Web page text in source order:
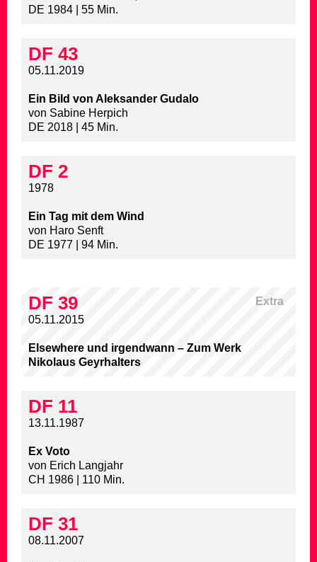
DE 1984 | 55 Min.
DF 43
05.11.2019
Ein Bild von Aleksander Gudalo
von Sabine Herpich
DE 2018 | 45 Min.
DF 2
1978
Ein Tag mit dem Wind
von Haro Senft
DE 1977 | 94 Min.
Extra
DF 39
05.11.2015
Elsewhere und irgendwann – Zum Werk
Nikolaus Geyrhalters
DF 11
13.11.1987
Ex Voto
von Erich Langjahr
CH 1986 | 110 Min.
DF 31
08.11.2007